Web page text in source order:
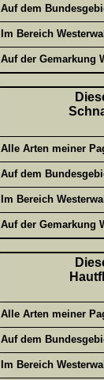
Auf dem
Im Bereich
Auf der Gemarkung
Alle Arten meiner
Auf dem
Im Bereich
Auf der Gemarkung
Alle Arten meiner
Auf dem
Im Bereich